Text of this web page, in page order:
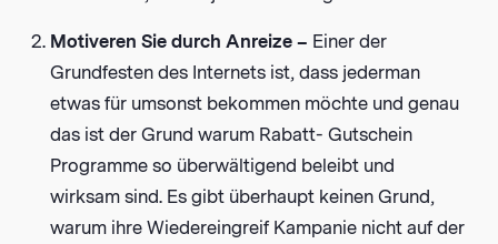
Motiveren Sie durch Anreize – Einer der
Grundfesten des Internets ist, dass jederman
etwas für umsonst bekommen möchte und genau
das ist der Grund warum Rabatt- Gutschein
Programme so überwältigend beleibt und
wirksam sind. Es gibt überhaupt keinen Grund,
warum ihre Wiedereingreif Kampanie nicht auf der